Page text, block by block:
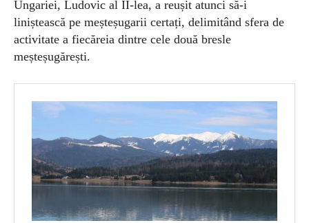
Ungariei, Ludovic al II-lea, a reușit atunci să-i
liniștească pe meșteșugarii certați, delimitând sfera de
activitate a fiecăreia dintre cele două bresle
meșteșugărești.